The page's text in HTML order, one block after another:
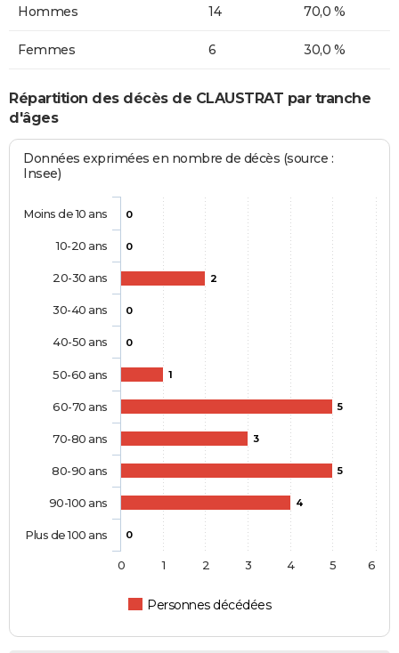
Hommes 14 70,0 %
Femmes 6 30,0 %
Répartition des décès de CLAUSTRAT par tranche
d'âges
Données exprimées en nombre de décès (source :
Insee)
0
0
2
0
0
1
5
3
5
4
0
Personnes décédées
Moins de 10 ans
10-20 ans
20-30 ans
30-40 ans
40-50 ans
50-60 ans
60-70 ans
70-80 ans
80-90 ans
90-100 ans
Plus de 100 ans
0 1 2 3 4 5 6